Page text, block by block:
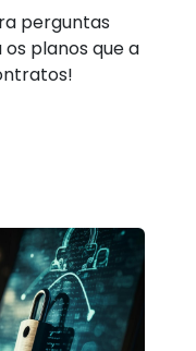
perguntas
planos que a